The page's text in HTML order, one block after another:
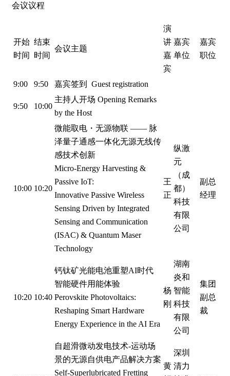
会议议程
开始
时间
结束
时间
会议主题
演
讲
嘉
宾
嘉宾
单位
嘉宾
职位
9:00 9:50 嘉宾签到 Guest registration
9:50 10:00
主持人开场 Opening Remarks
by the Host
10:00 10:20
微能取电・无源物联 —— 脉
泽量子通感一体化无源无线传
感技术创新
Micro-Energy Harvesting &
Passive IoT:
Innovative Passive Wireless
Sensing Driven by Integrated
Sensing and Communication
(ISAC) & Quantum Maser
Technology
王
正
纵激
元
（成
都）
科技
有限
公司
副总
经理
10:20 10:40
钙钛矿光能电池重塑AI时代
智能硬件用能体验
Perovskite Photovoltaics:
Reshaping Smart Hardware
Energy Experience in the AI Era
杨
刚
湖南
炎和
智能
科技
有限
公司
集团
副总
裁
自超滑微动发电技术-运动场
景的无源自供电产品解决方案
Self-Superlubricated Fretting
黄
深圳
清力